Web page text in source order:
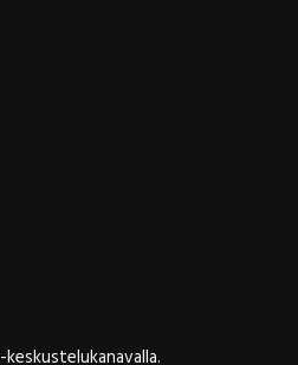
-keskustelukanavalla.